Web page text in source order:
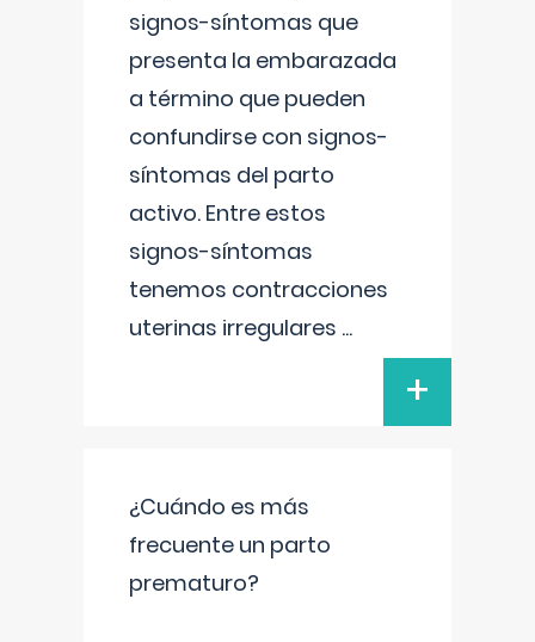
signos-síntomas que
presenta la embarazada
a término que pueden
confundirse con signos-
síntomas del parto
activo. Entre estos
signos-síntomas
tenemos contracciones
uterinas irregulares ...
+
¿Cuándo es más
frecuente un parto
prematuro?